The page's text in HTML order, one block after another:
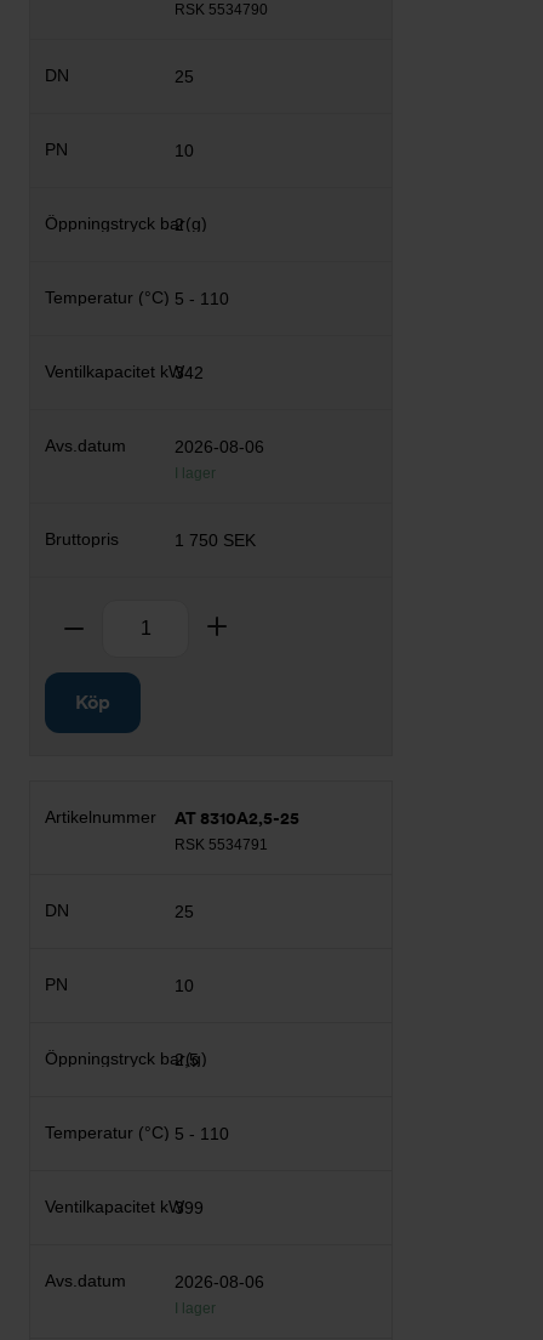
RSK 5534790
25
10
2
5 - 110
342
2026-08-06
I lager
1 750 SEK
Ta bort
Köp
AT 8310A2,5-25
RSK 5534791
25
10
2,5
5 - 110
399
2026-08-06
I lager